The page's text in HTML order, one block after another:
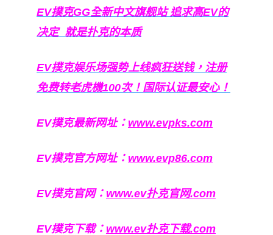
EV撲克GG全新中文旗舰站追求高EV的
决定 就是扑克的本质
EV撲克娱乐场强势上线疯狂送钱，注册
免费转老虎機100次！国际认证最安心！
EV撲克最新网址： www.evpks.com
EV撲克官方网址： www.evp86.com
EV撲克官网： www.ev扑克官网.com
EV撲克下载： www.ev扑克下载.com